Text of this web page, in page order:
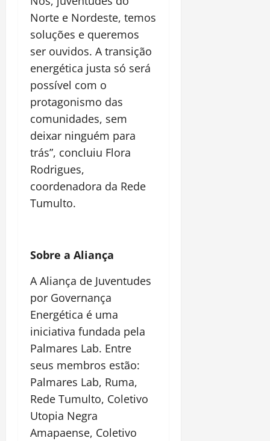
Norte e Nordeste, temos
soluções e queremos
ser ouvidos. A transição
energética justa só será
possível com o
protagonismo das
comunidades, sem
deixar ninguém para
trás”, concluiu Flora
Rodrigues,
coordenadora da Rede
Tumulto.
Sobre a Aliança
A Aliança de Juventudes
por Governança
Energética é uma
iniciativa fundada pela
Palmares Lab. Entre
seus membros estão:
Palmares Lab, Ruma,
Rede Tumulto, Coletivo
Utopia Negra
Amapaense, Coletivo